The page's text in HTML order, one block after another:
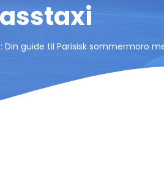
Din guide til Parisisk sommermoro